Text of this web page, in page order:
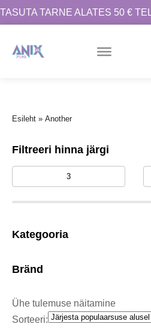
TASUTA TARNE ALATES 50 €
Esileht » Another
Filtreeri hinna järgi
Kategooria
Bränd
Ühe tulemuse näitamine
Sorteeri: